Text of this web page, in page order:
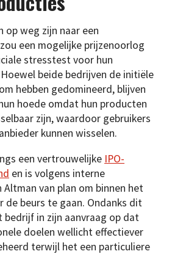
op weg zijn naar een
een mogelijke prijzenoorlog
stresstest voor hun
beide bedrijven de initiële
hebben gedomineerd, blijven
hoede omdat hun producten
zijn, waardoor gebruikers
kunnen wisselen.
een vertrouwelijke IPO-
en is volgens interne
Altman van plan om binnen het
de beurs te gaan. Ondanks dit
in zijn aanvraag op dat
doelen wellicht effectiever
terwijl het een particuliere